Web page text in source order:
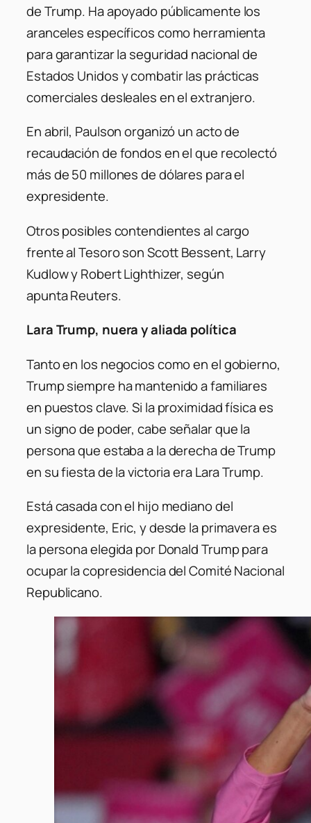
de Trump. Ha apoyado públicamente los
aranceles específicos como herramienta
para garantizar la seguridad nacional de
Estados Unidos y combatir las prácticas
comerciales desleales en el extranjero.
En abril, Paulson organizó un acto de
recaudación de fondos en el que recolectó
más de 50 millones de dólares para el
expresidente.
Otros posibles contendientes al cargo
frente al Tesoro son Scott Bessent, Larry
Kudlow y Robert Lighthizer, según
apuntaReuters.
Lara Trump, nuera y aliada política
Tanto en los negocios como en el gobierno,
Trump siempre ha mantenido a familiares
en puestos clave. Si la proximidad física es
un signo de poder, cabe señalar que la
persona que estaba a la derecha de Trump
en su fiesta de la victoria era Lara Trump.
Está casada con el hijo mediano del
expresidente, Eric, y desde la primavera es
la persona elegida por Donald Trump para
ocupar la copresidencia del Comité Nacional
Republicano.